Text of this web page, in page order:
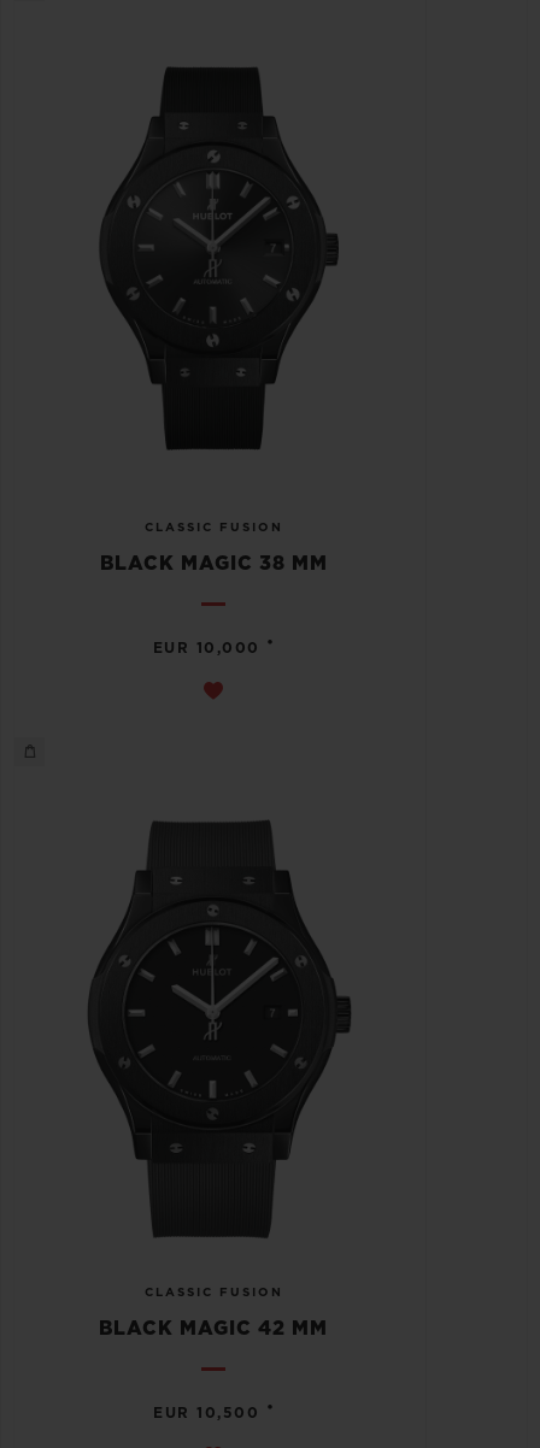
CLASSIC FUSION
BLACK MAGIC 38 MM
EUR 10,000 •
CLASSIC FUSION
BLACK MAGIC 42 MM
EUR 10,500 •